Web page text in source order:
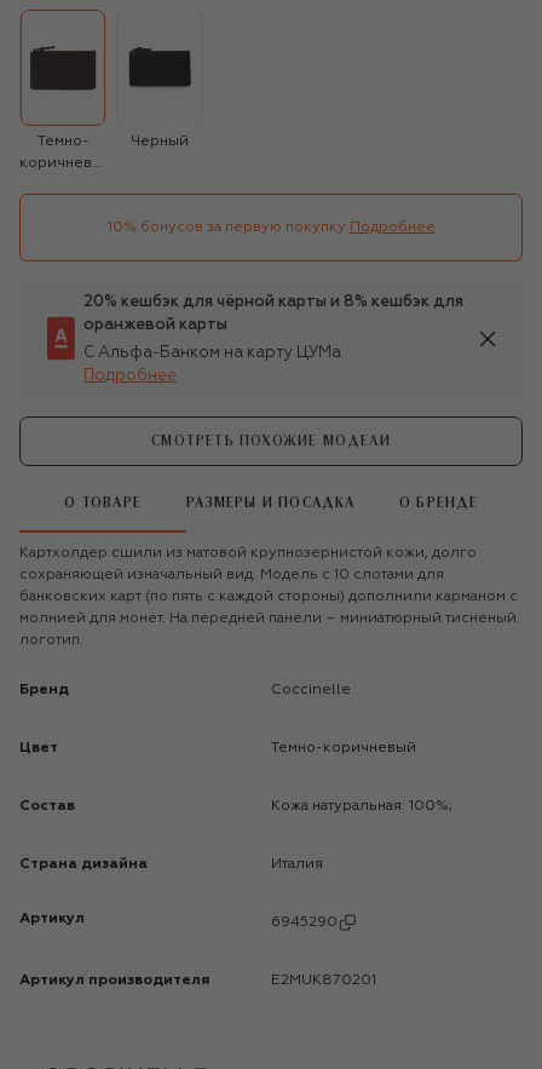
Темно-
коричневый
Черный
10% бонусов за первую покупку Подробнее
20% кешбэк для чёрной карты и 8% кешбэк для
оранжевой карты
С Альфа-Банком на карту ЦУМа
Подробнее
СМОТРЕТЬ ПОХОЖИЕ МОДЕЛИ
О ТОВАРЕ РАЗМЕРЫ И ПОСАДКА О БРЕНДЕ
Картхолдер сшили из матовой крупнозернистой кожи, долго
сохраняющей изначальный вид. Модель с 10 слотами для
банковских карт (по пять с каждой стороны) дополнили карманом с
молнией для монет. На передней панели – миниатюрный тисненый
логотип.
Бренд Coccinelle
Цвет Темно-коричневый
Состав Кожа натуральная: 100%;
Страна дизайна Италия
Артикул 6945290
Артикул производителя E2MUK870201